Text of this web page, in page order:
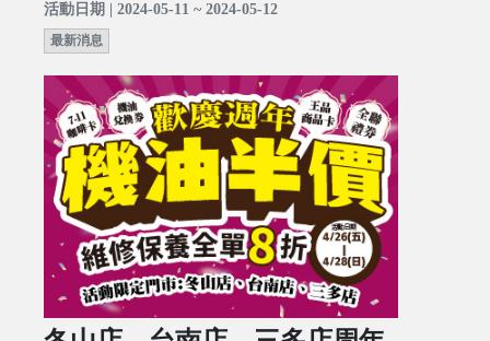
活動日期 | 2024-05-11 ~ 2024-05-12
最新消息